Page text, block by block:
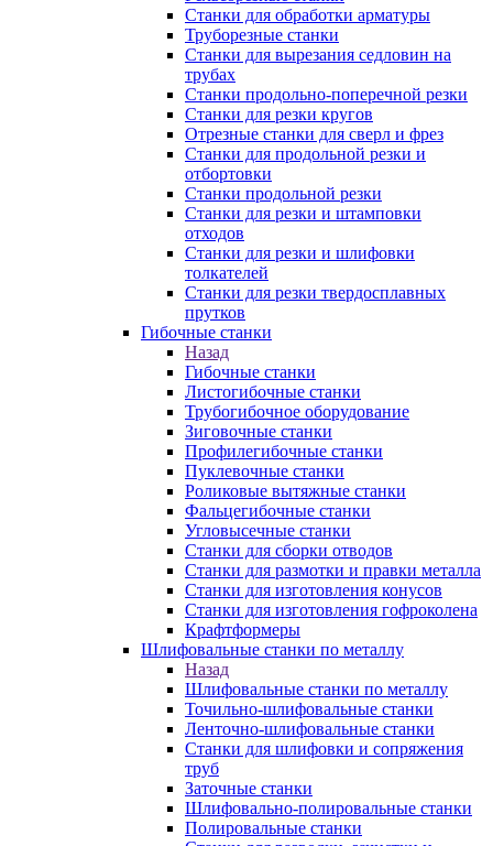
Станки для обработки арматуры
Труборезные станки
Станки для вырезания седловин на
трубаx
Станки продольно-поперечной резки
Станки для резки кругов
Отрезные станки для сверл и фрез
Станки для продольной резки и
отбортовки
Станки продольной резки
Станки для резки и штамповки
отходов
Станки для резки и шлифовки
толкателей
Станки для резки твердосплавных
прутков
Гибочные станки
Назад
Гибочные станки
Листогибочные станки
Трубогибочное оборудование
Зиговочные станки
Профилегибочные станки
Пуклевочные станки
Роликовые вытяжные станки
Фальцегибочные станки
Угловысечные станки
Станки для сборки отводов
Станки для размотки и правки металла
Станки для изготовления конусов
Станки для изготовления гофроколена
Крафтформеры
Шлифовальные станки по металлу
Назад
Шлифовальные станки по металлу
Точильно-шлифовальные станки
Ленточно-шлифовальные станки
Станки для шлифовки и сопряжения
труб
Заточные станки
Шлифовально-полировальные станки
Полировальные станки